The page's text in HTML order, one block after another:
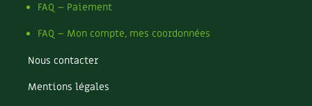
BD : La folle histoire des plantes
FAQ – Paiement
FAQ – Mon compte, mes coordonnées
Nous contacter
Mentions légales